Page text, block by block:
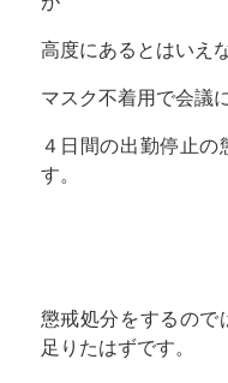
高度にあるとはいえ
マスク不着用で会議
４日間の出勤停止
す。
懲戒処分をするので
足りたはずです。